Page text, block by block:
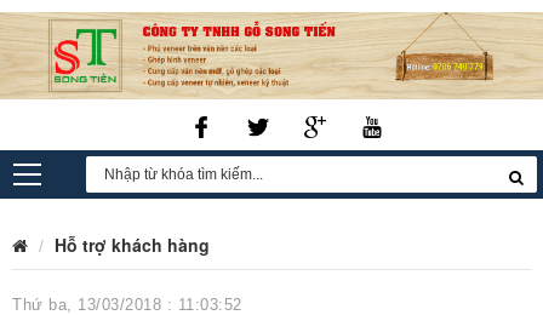
Hỗ trợ khách hàng
Thứ ba, 13/03/2018 : 11:03:52